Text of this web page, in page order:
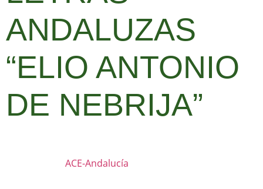
ANDALUZAS
“ELIO ANTONIO
DE NEBRIJA”
ACE-Andalucía